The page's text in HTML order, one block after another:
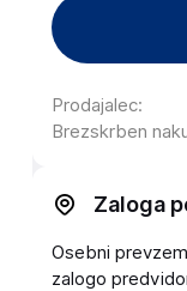
Prodajalec:
Brezskrben
Zaloga
Osebni
zalogo